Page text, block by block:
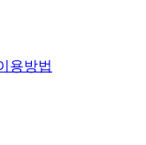
용방법